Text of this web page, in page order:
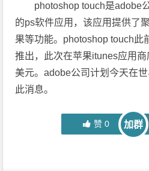
photoshop touch是adobe
的ps软件应用，该应用提供了
果等功能。photoshop touch此
推出，此次在苹果itunes应用
美元。adobe公司计划今天在
此消息。
赞 0 加群